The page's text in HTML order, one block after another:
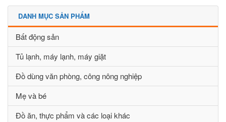
DANH MỤC SẢN PHẨM
Bất động sản
Tủ lạnh, máy lạnh, máy giặt
Đồ dùng văn phòng, công nông nghiệp
Mẹ và bé
Đồ ăn, thực phẩm và các loại khác